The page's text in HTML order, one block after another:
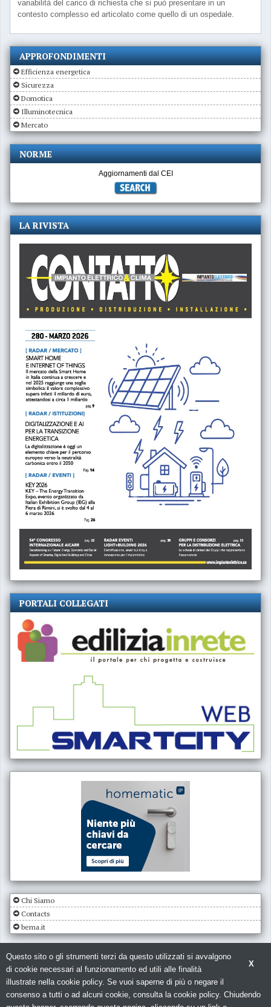
variabilità del carico di richiesta che si può presentare in un
contesto complesso ed articolato come quello di un ospedale.
APPROFONDIMENTI
Efficienza energetica
Sicurezza
Domotica
Illuminotecnica
Mercato
NORME
Aggiornamenti dal CEI
LA RIVISTA
PORTALI COLLEGATI
Chi Siamo
Contacts
bema.it
© Copyright 2026. Impianto Elettrico - N.ro Iscrizione ROC 5836 -
X
Questo sito o gli strumenti terzi da questo utilizzati si avvalgono
di cookie necessari al funzionamento ed utili alle finalità
illustrate nella cookie policy. Se vuoi saperne di più o negare il
consenso a tutti o ad alcuni cookie, consulta la cookie policy. Chiudendo